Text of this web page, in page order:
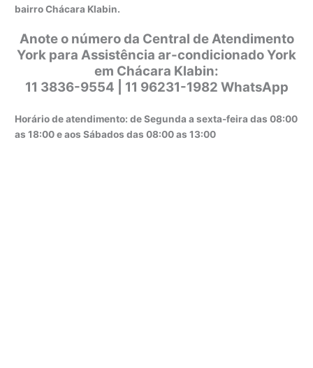
bairro Chácara Klabin.
Anote o número da Central de Atendimento
York para Assistência ar-condicionado York
em Chácara Klabin:
11 3836-9554 | 11 96231-1982 WhatsApp
Horário de atendimento: de Segunda a sexta-feira das 08:00
as 18:00 e aos Sábados das 08:00 as 13:00